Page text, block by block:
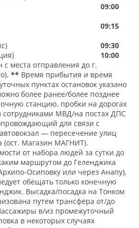
09:00
09:15
09:30
10:00
с места отправления до г.
** Время прибытия и время
пунктах остановок указано
более ранее/более позднее
станцию, пробки на дорогах
сотрудниками МВД/на постах ДПС
для связи с
— пересечение улиц
(ост. Магазин МАГНИТ).
от набора людей за сутки до
маршрутом до Геленджика
Осиповку или через Анапу),
обещать только конечную
Высадка/посадка на Тонком
путем трансфера от/до
в/из промежуточный
в некоторых случаях